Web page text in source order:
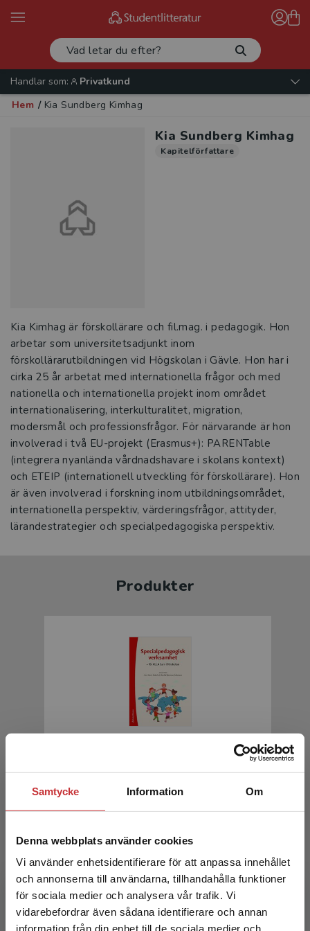
Samtycke Information Om
Denna webbplats använder cookies
Vi använder enhetsidentifierare för att anpassa innehållet
och annonserna till användarna, tillhandahålla funktioner
för sociala medier och analysera vår trafik. Vi
vidarebefordrar även sådana identifierare och annan
information från din enhet till de sociala medier och
Begränsad fraktregion
Handlar som:
Privatkund
Hem / Kia Sundberg Kimhag
Kia Sundberg Kimhag
Kapitelförfattare
Kia Kimhag är förskollärare och fil.mag. i pedagogik. Hon
arbetar som universitetsadjunkt inom
förskollärarutbildningen vid Högskolan i Gävle. Hon har i
cirka 25 år arbetat med internationella frågor och med
nationella och internationella projekt inom området
internationalisering, interkulturalitet, migration,
modersmål och professionsfrågor. För närvarande är hon
involverad i två EU-projekt (Erasmus+): PARENTable
(integrera nyanlända vårdnadshavare i skolans kontext)
och ETEIP (internationell utveckling för förskollärare). Hon
är även involverad i forskning inom utbildningsområdet,
internationella perspektiv, värderingsfrågor, attityder,
lärandestrategier och specialpedagogiska perspektiv.
Produkter
Swärd, Ann-Katrin (red.)
331 krinkl. moms